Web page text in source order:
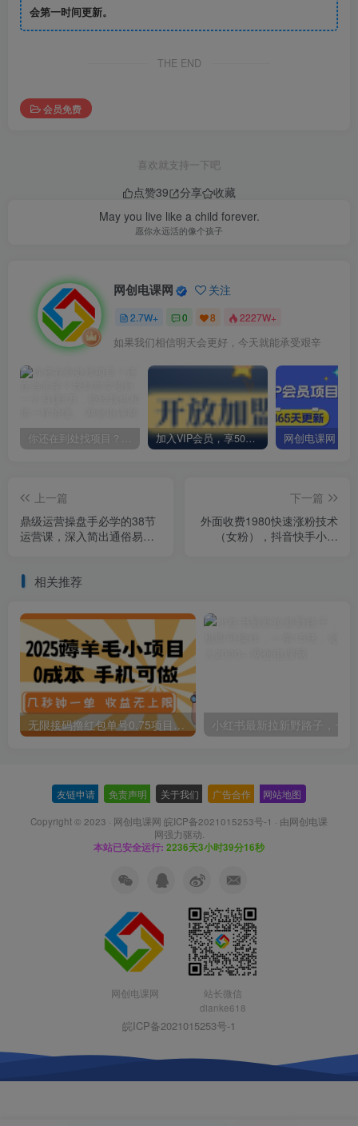
会第一时间更新。
THE END
会员免费
喜欢就支持一下吧
点赞39 分享
收藏
May you live like a child forever.
愿你永远活的像个孩子
网创电课网 关注
2.7W+ 0 8 2227W+
如果我们相信明天会更好，今天就能承受艰辛
你还在到处找项目？还在当韭菜？我却靠卖项目一个月赚5万，曾经我也和你一样懵懂。 加入VIP会员，享50%的推广提成，免费学习多种网上创业课程，菜鸟秒变大神！
上一篇
鼎级运营操盘手必学的38节
运营课，深入简出通俗易懂
下一篇
外面收费1980快速涨粉技术
（女粉），抖音快手小红
相关推荐
无限接码撸红包单号0.75项目无偿分享给你【揭秘】
友链申请 免责声明 关于我们 广告合作 网站地图
Copyright © 2023 · 网创电课网 皖ICP备2021015253号-1 · 由网创电课
网强力驱动.
本站已安全运行: 2236天3小时39分16秒
网创电课网
站长微信
dianke618
皖ICP备2021015253号-1